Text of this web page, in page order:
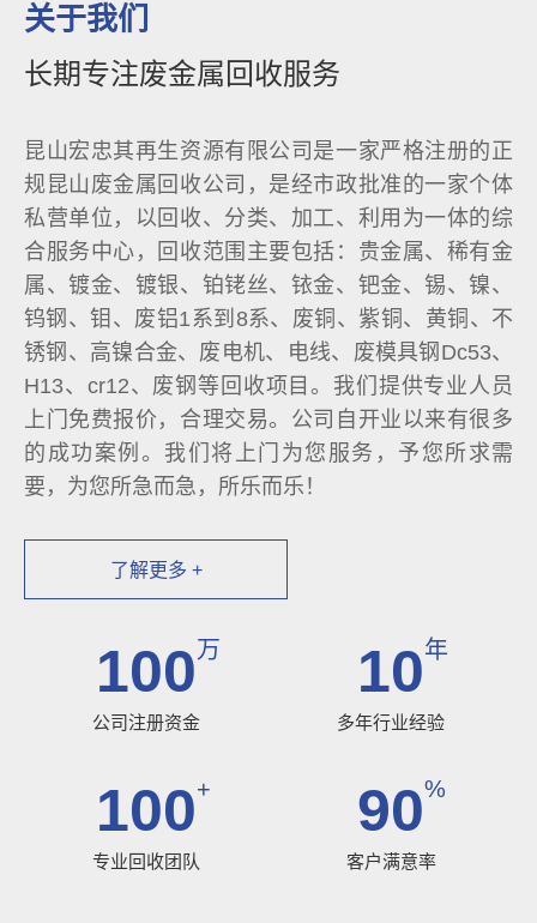
关于我们
长期专注废金属回收服务
昆山宏忠其再生资源有限公司是一家严格注册的正
规昆山废金属回收公司，是经市政批准的一家个体
私营单位，以回收、分类、加工、利用为一体的综
合服务中心，回收范围主要包括：贵金属、稀有金
属、镀金、镀银、铂铑丝、铱金、钯金、锡、镍、
钨钢、钼、废铝1系到8系、废铜、紫铜、黄铜、不
锈钢、高镍合金、废电机、电线、废模具钢Dc53、
H13、cr12、废钢等回收项目。我们提供专业人员
上门免费报价，合理交易。公司自开业以来有很多
的成功案例。我们将上门为您服务，予您所求需
要，为您所急而急，所乐而乐！
了解更多 +
100万
公司注册资金
10年
多年行业经验
100+
专业回收团队
90%
客户满意率